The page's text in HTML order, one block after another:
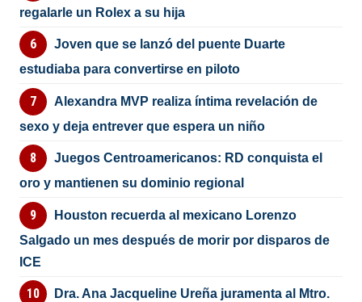
regalarle un Rolex a su hija
Joven que se lanzó del puente Duarte
estudiaba para convertirse en piloto
Alexandra MVP realiza íntima revelación de
sexo y deja entrever que espera un niño
Juegos Centroamericanos: RD conquista el
oro y mantienen su dominio regional
Houston recuerda al mexicano Lorenzo
Salgado un mes después de morir por disparos de
ICE
Dra. Ana Jacqueline Ureña juramenta al Mtro.